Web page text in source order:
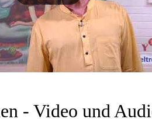
Weltreligionen‏‎ - Video und